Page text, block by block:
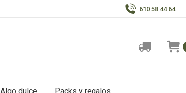
610 58 44 64
Algo dulce Packs y regalos